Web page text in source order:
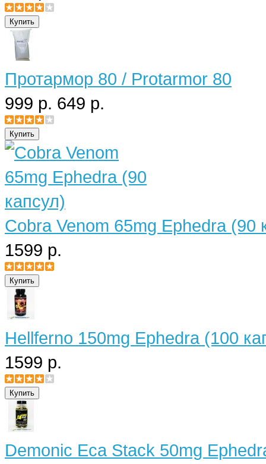
Протармор 80 / Protarmor 80
999 р. 649 р.
Cobra Venom 65mg Ephedra (90
1599 р.
Hellferno 150mg Ephedra (100
1599 р.
Demonic Eca Stack 50mg